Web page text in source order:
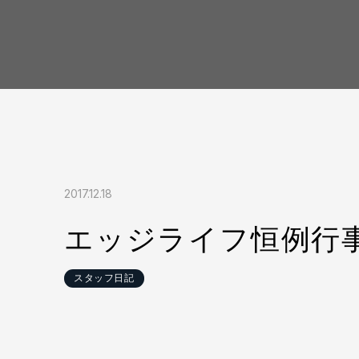
2017.12.18
エッジライフ恒例行
スタッフ日記